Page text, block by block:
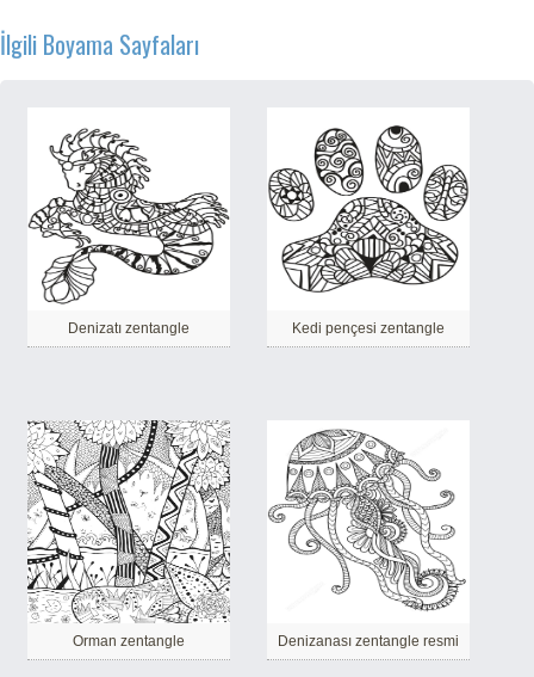
İlgili Boyama Sayfaları
Denizatı zentangle Kedi pençesi zentangle
Orman zentangle Denizanası zentangle resmi